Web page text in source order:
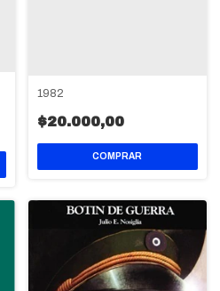
1982
$20.000,00